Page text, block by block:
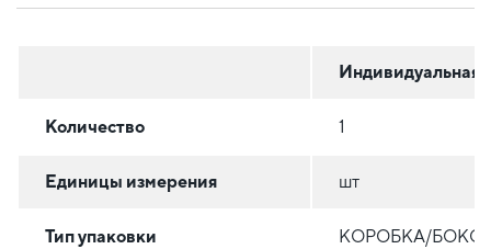
Индивидуальная
Количество 1
Единицы измерения шт
Тип упаковки КОРОБКА/БОКС